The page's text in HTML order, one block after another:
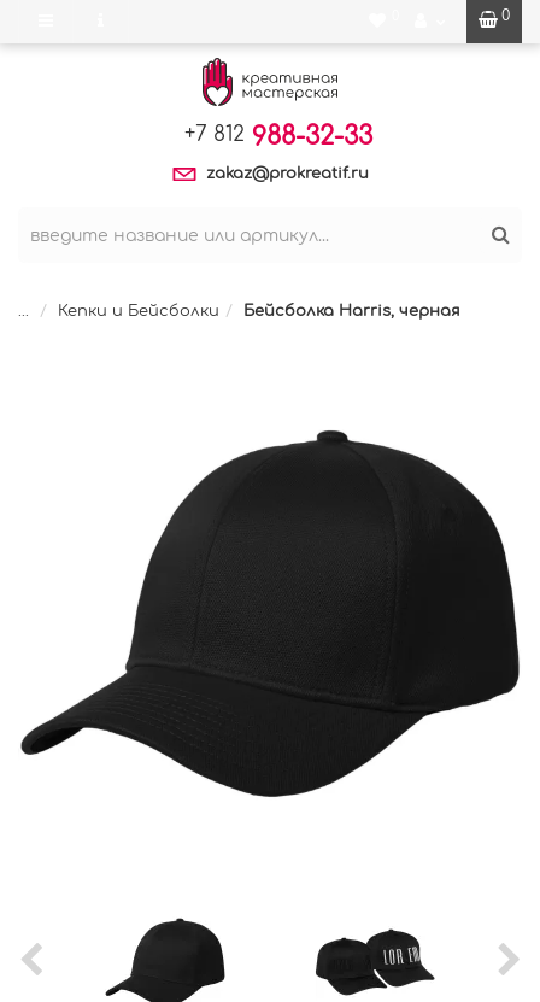
0
+7 812 988-32-33
zakaz@prokreatif.ru
... Кепки и Бейсболки Бейсболка Harris, черная